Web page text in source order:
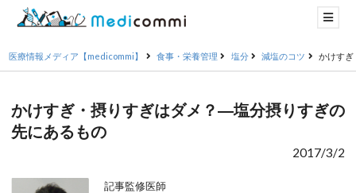
医療情報メディア【medicommi】 食事・栄養管理 塩分 減塩のコツ かけす
かけすぎ・摂りすぎはダメ？―塩分摂りすぎの
先にあるもの
2017/3/2
記事監修医師